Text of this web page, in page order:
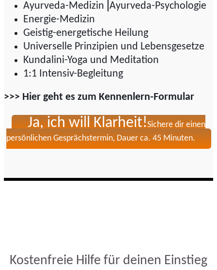
Ayurveda-Medizin⎥Ayurveda-Psychologie
Energie-Medizin
Geistig-energetische Heilung
Universelle Prinzipien und Lebensgesetze
Kundalini-Yoga und Meditation
1:1 Intensiv-Begleitung
>>> Hier geht es zum Kennenlern-Formular
Ja, ich will Klarheit!Sichere dir einen
persönlichen Gesprächstermin, Dauer ca. 45 Minuten.
Kostenfreie Hilfe für deinen Einstieg